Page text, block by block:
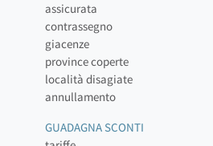
assicurata
contrassegno
giacenze
province coperte
località disagiate
annullamento
GUADAGNA SCONTI